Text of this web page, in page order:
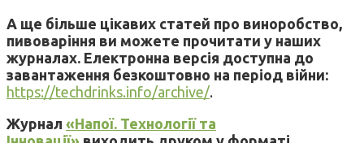
А ще більше цікавих статей про виноробство,
пивоваріння ви можете прочитати у наших
журналах. Електронна версія доступна до
завантаження безкоштовно на період війни:
https://techdrinks.info/archive/.
Журнал «Напої. Технології та